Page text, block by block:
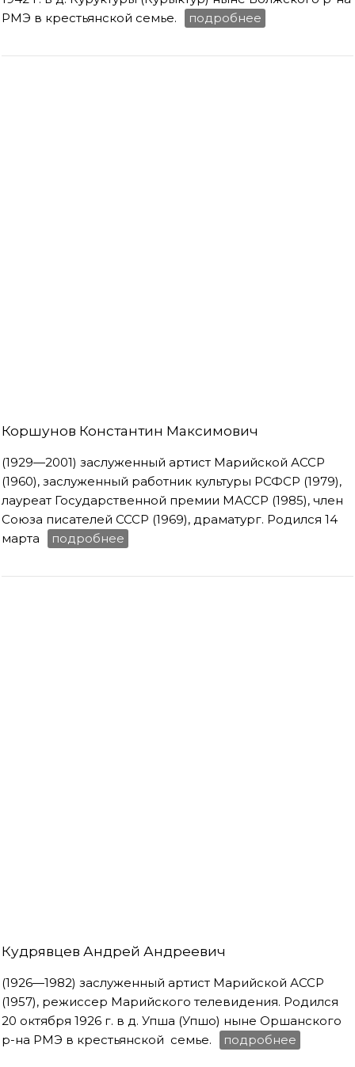
РМЭ в крестьянской семье.
подробнее
Коршунов Константин Максимович
(1929—2001) заслуженный артист Марийской АССР
(1960), заслуженный работник культуры РСФСР (1979),
лауреат Государственной премии МАССР (1985), член
Союза писателей СССР (1969), драматург. Родился 14
марта
подробнее
Кудрявцев Андрей Андреевич
(1926—1982) заслуженный артист Марийской АССР
(1957), режиссер Марийского телевидения. Родился
20 октября 1926 г. в д. Упша (Упшо) ныне Оршанского
р-на РМЭ в крестьянской семье.
подробнее